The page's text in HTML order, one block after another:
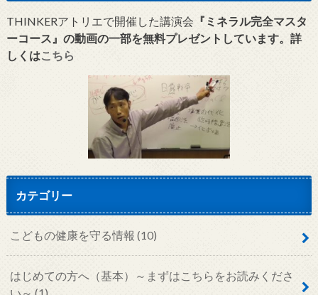
THINKERアトリエで開催した講演会 『ミネラル完全マスタ
ーコース』の動画の一部を無料プレゼントしています。詳
しくはこちら
カテゴリー
こどもの健康を守る情報 (10)
はじめての方へ（基本）～まずはこちらをお読みくださ